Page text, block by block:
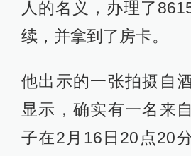
人的名义，办理了
续，并拿到了房卡。
他出示的一张拍摄自
显示，确实有一名来
子在2月16日20点20